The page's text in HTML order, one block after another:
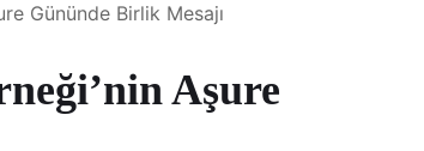
Gününde Birlik Mesajı
Aşure